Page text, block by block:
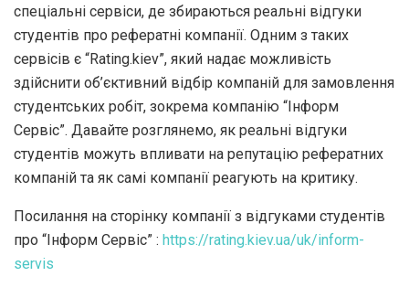
спеціальні сервіси, де збираються реальні відгуки
студентів про рефератні компанії. Одним з таких
сервісів є “Rating.kiev”, який надає можливість
здійснити об’єктивний відбір компаній для замовлення
студентських робіт, зокрема компанію “Інформ
Сервіс”. Давайте розглянемо, як реальні відгуки
студентів можуть впливати на репутацію рефератних
компаній та як самі компанії реагують на критику.
Посилання на сторінку компанії з відгуками студентів
про “Інформ Сервіс” : https://rating.kiev.ua/uk/inform-
servis